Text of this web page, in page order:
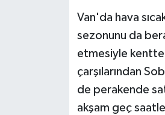
Van'da hava
sezonunu da
etmesiyle kentte
çarşılarından
de perakende
akşam geç